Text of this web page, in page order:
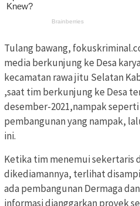
Tulang bawang,
media berkunjung ke Desa
kecamatan rawa jitu Selatan
,saat tim berkunjung ke Desa
desember-2021,nampak
pembangunan yang nampak,
ini.
Ketika tim menemui sekertaris
dikediamannya, terlihat
ada pembangunan Dermaga
informasi dianggarkan proyek